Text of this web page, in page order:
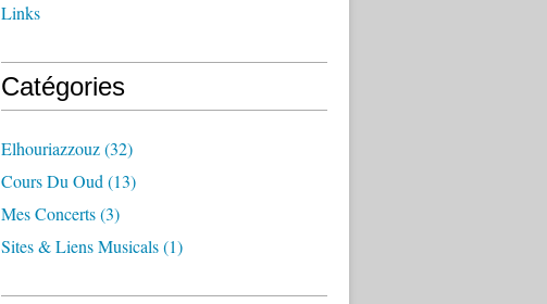
Links
Catégories
Elhouriazzouz(32)
Cours Du Oud (13)
Mes Concerts(3)
Sites & Liens Musicals(1)